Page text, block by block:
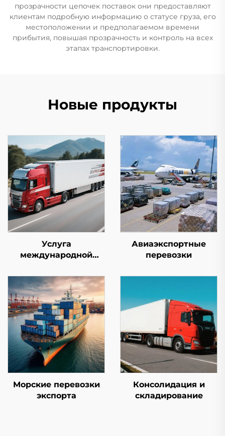
прозрачности цепочек поставок они предоставляют
клиентам подробную информацию о статусе груза, его
местоположении и предполагаемом времени
прибытия, повышая прозрачность и контроль на всех
этапах транспортировки.
Новые продукты
Услуга
международной
(DHL/FEDEX/UPS)
Авиаэкспортные
перевозки
Морские перевозки
экспорта
Консолидация и
складирование